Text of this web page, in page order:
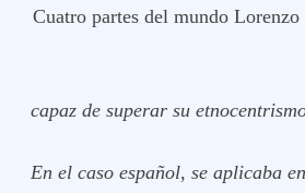
Cuatro partes del mundo Lorenzo
capaz de superar su
En el caso español, se aplicaba